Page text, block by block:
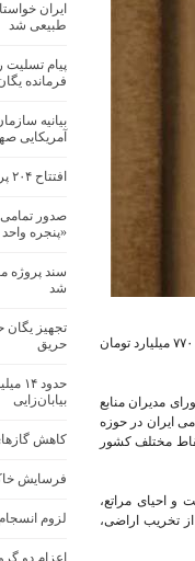
رئیس سازمان منابع طبیعی و آبخیزداری کشور از افتتاح ۲۰۴ پروژه منابع طبیعی و آبخیزداری با اعتباری بالغ بر ۷۷۰ میلیارد تومان
در جلسه شورای مدیران منابع
ایران در حوزه
و آبخیزداری در نقاط مختلف کشور
و احیای مراتع،
تخریب اراضی،
ایران
طبیعی شد
پیام
فرمانده
بیانیه
آمریکایی
افتتاح ۲۰۴ پروژه منابع طبیعی و آبخیزداری در کشور
صدور
«پنجره
سند پروژه
شد
تجهیز یگان
حریق
بیابان‌زایی
کاهش
فرسایش خاک در کشور
لزوم
اعزام دو